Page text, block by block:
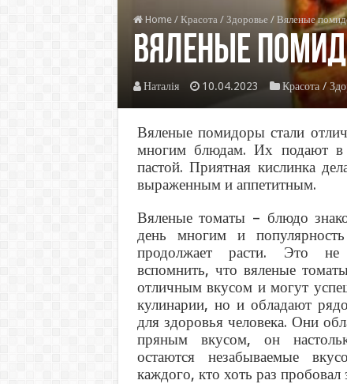
Home / Красота / Здоровье / Вяленые
Вяленые
Наталія 10.04.2023 Красота /
Вяленые помидоры стали
многим блюдам. Их подают в
пастой. Приятная кислинка
выраженным и аппетитным.
Вяленые томаты – блюдо
день многим и
продолжает расти. Это не
вспомнить, что вяленые
отличным вкусом и могут
кулинарии, но и обладают
для здоровья человека. Они
пряным вкусом, он
остаются незабываемые
каждого, кто хоть раз пробовал